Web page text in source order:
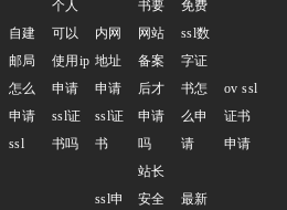
自建
邮局
怎么
申请
ssl
个人
可以
使用ip
申请
ssl证
书吗
内网
地址
申请
ssl证
书
书要
网站
备案
后才
申请
吗
免费
ssl数
字证
书怎
么申
请
ov ssl
证书
申请
ssl申
站长
安全
最新